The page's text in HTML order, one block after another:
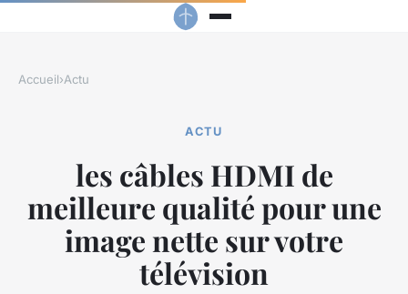
Accueil›Actu
ACTU
les câbles HDMI de
meilleure qualité pour une
image nette sur votre
télévision